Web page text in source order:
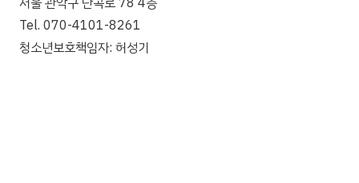
Tel. 070-4101-8261
청소년보호책임자: 허성기